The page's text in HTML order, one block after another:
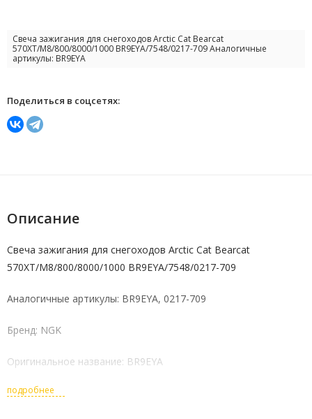
Свеча зажигания для снегоходов Arctic Cat Bearcat
570XT/M8/800/8000/1000 BR9EYA/7548/0217-709 Аналогичные
артикулы: BR9EYA
Поделиться в соцсетях:
Описание
Свеча зажигания для снегоходов Arctic Cat Bearcat
570XT/M8/800/8000/1000 BR9EYA/7548/0217-709
Аналогичные артикулы: BR9EYA, 0217-709
Бренд: NGK
Оригинальное название: BR9EYA
Страна производства: Япония
подробнее